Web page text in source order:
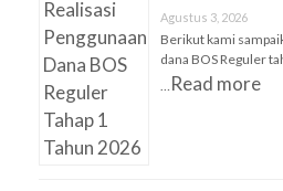
Agustus 3, 2026
Berikut kami
dana BOS Reguler
… Read more